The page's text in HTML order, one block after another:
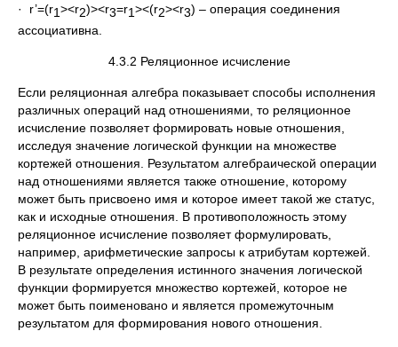
· r’=(r1><r2)><r3=r1><(r2><r3) – операция соединения
ассоциативна.
4.3.2 Реляционное исчисление
Если реляционная алгебра показывает способы исполне­ния
различных операций над отношениями, то реляционное
исчисление позволяет формировать новые отношения,
исследуя значение логической функции на множестве
кортежей отношения. Результатом алгебраической операции
над отношениями является также отношение, которому
может быть присвоено имя и которое имеет такой же статус,
как и исходные отношения. В противоположность этому
реляционное исчисление позволяет формулировать,
например, арифметические запросы к атрибутам кортежей.
В результате определения истинного значения логической
функции формируется множество кортежей, которое не
может быть поименовано и является промежуточным
результатом для формирования нового отношения.